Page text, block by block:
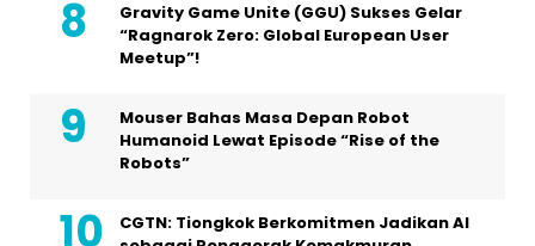
Gravity Game Unite (GGU) Sukses Gelar
“Ragnarok Zero: Global European User
Meetup”!
Mouser Bahas Masa Depan Robot
Humanoid Lewat Episode “Rise of the
Robots”
CGTN: Tiongkok Berkomitmen Jadikan AI